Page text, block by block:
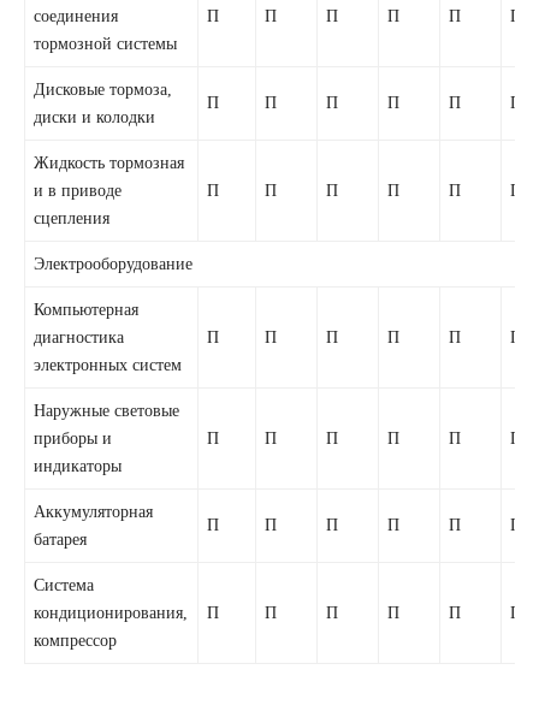
соединения
тормозной системы
П П П П П П
Дисковые тормоза,
диски и колодки
П П П П П П
Жидкость тормозная
и в приводе
сцепления
П П П П П П
Электрооборудование
Компьютерная
диагностика
электронных систем
П П П П П П
Наружные световые
приборы и
индикаторы
П П П П П П
Аккумуляторная
батарея
П П П П П П
Система
кондиционирования,
компрессор
П П П П П П